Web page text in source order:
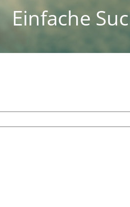
Einfache
Sie suchen wollen.